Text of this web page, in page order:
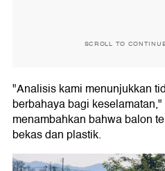
SCROLL TO
"Analisis kami menunjukkan
berbahaya bagi
menambahkan bahwa balon
bekas dan plastik.